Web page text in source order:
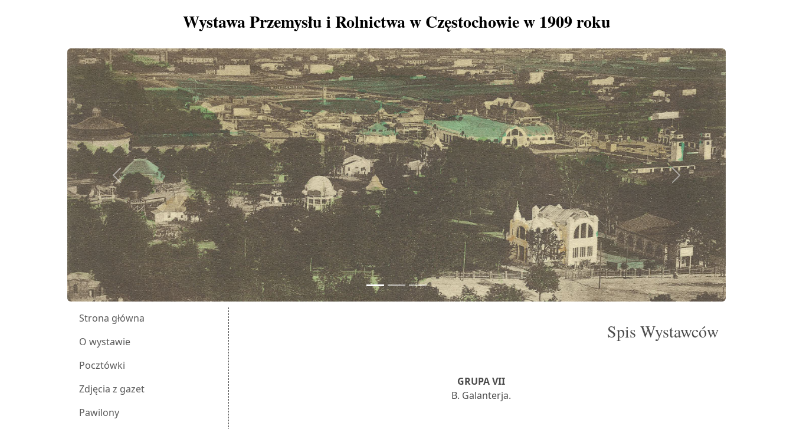
Wystawa Przemysłu i Rolnictwa w Częstochowie w 1909 roku
Previous Next
Strona główna
O wystawie
Pocztówki
Zdjęcia z gazet
Pawilony
Spis Wystawców
GRUPA VII
B. Galanterja.